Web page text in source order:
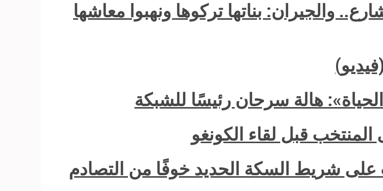
والجيران: بناتها تركوها ونهبوا معاشها
هالة سرحان رئيسًا للشبكة
قبل لقاء الكونغو
على شريط السكة الحديد خوفًا من التصادم